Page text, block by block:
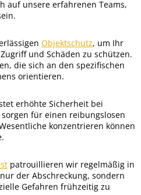
auf unsere erfahrenen Teams,
Objektschutz, um Ihr
und Schäden zu schützen.
die sich an den spezifischen
orientieren.
erhöhte Sicherheit bei
für einen reibungslosen
konzentrieren können
patrouillieren wir regelmäßig in
der Abschreckung, sondern
Gefahren frühzeitig zu